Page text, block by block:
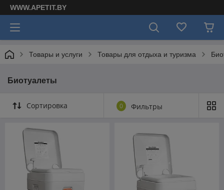
WWW.APETIT.BY
Товары и услуги Товары для отдыха и туризма
Биотуалеты
Сортировка 0 Фильтры